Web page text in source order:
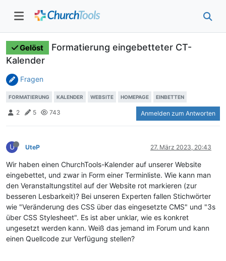
Gelöst
Formatierung eingebetteter CT-
Kalender
Fragen
FORMATIERUNG KALENDER WEBSITE HOMEPAGE EINBETTEN
2 5 743 Anmelden zum Antworten
U UteP 27. März 2023, 20:43
Wir haben einen ChurchTools-Kalender auf unserer Website
eingebettet, und zwar in Form einer Terminliste. Wie kann man
den Veranstaltungstitel auf der Website rot markieren (zur
besseren Lesbarkeit)? Bei unseren Experten fallen Stichwörter
wie "Veränderung des CSS über das eingesetzte CMS" und "3s
über CSS Stylesheet". Es ist aber unklar, wie es konkret
ungesetzt werden kann. Weiß das jemand im Forum und kann
einen Quellcode zur Verfügung stellen?